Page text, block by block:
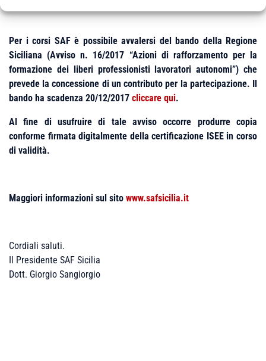
Per i corsi SAF è possibile avvalersi del bando della Regione
Siciliana (Avviso n. 16/2017 “Azioni di rafforzamento per la
formazione dei liberi professionisti lavoratori autonomi”) che
prevede la concessione di un contributo per la partecipazione. Il
bando ha scadenza 20/12/2017 cliccare qui.
Al fine di usufruire di tale avviso occorre produrre copia
conforme firmata digitalmente della certificazione ISEE in corso
di validità.
Maggiori informazioni sul sito www.safsicilia.it
Cordiali saluti.
Il Presidente SAF Sicilia
Dott. Giorgio Sangiorgio